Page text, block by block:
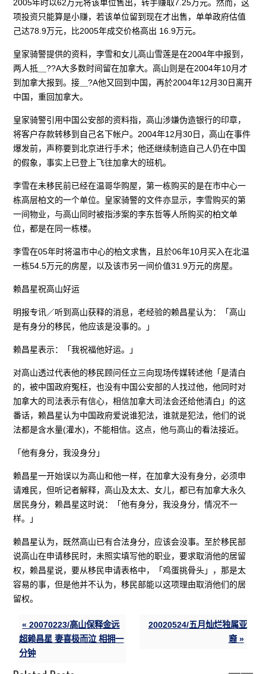
2005年时以62万元将该单位售出，转手赚取7.25万元。然而，这
项投资只能算是小赚，若该单位留到现在才出售，单单政府估值
己达78.9万元，比2005年成交价格高出 16.9万元。
皇家骑警提供的资料，李雪和女儿高山雪莲是在2004年中报到，
两人抵＿??A大多数时间留在加拿大。高山则是在2004年10月才
到加拿大报到。接＿?A他又回到中国，再於2004年12月30日离开
中国，重回加拿大。
皇家骑警引用中国公安部的资料指，高山涉嫌伪造银行的印章，
将客户存款转移到自己名下帐户。2004年12月30日，高山在事件
爆发前，声称要到北京进行手术；他还继续制造自己人仍在中国
的假象，事实上已登上飞往加拿大的班机。
李雪在未移民前已经在温哥华购屋，第一栋购买的是在市中心一
栋高层柏文的一个单位。皇家骑警的文件亦显示，李雪购买的第
一间物业，与高山同时被指涉案的李东哲等人所购买的柏文单
位，都是在同一栋楼。
李雪在05年时将温市中心的柏文求售，且於06年10月买入在北温
一栋54.5万元的房屋，以及该市另一间价值31.9万元的房屋。
赖昌星祝高山好运
明报专讯／听到高山获释的消息，老经验的赖昌星认为：「高山
是有身分的移民，他应该是没事的。」
赖昌星表示：「我祝福他好运。」
对高山透过代表他的移民顾问任立三向现场传媒转述他「是清白
的，被中国政府冤枉，也没有中国公安部的人找过他，他同时对
加拿大的司法表示有信心，相信加拿大司法会还给他清白」的这
番话，赖昌星认为中国政府爱说谁犯法，谁就是犯法，他们的说
法都是含水量(灌水)，不能相信。这点，他与高山的看法接近。
「他有身分，我没身分」
赖昌星一开始误以为高山和他一样，在加拿大没有身分，必须申
请难民，但听记者解释，高山及太太、女儿，都已有加拿大永久
居民身分，赖昌星这时说：「他有身分，我没身分，情况不一
样。」
赖昌星认为，既然高山已有合法身分，应该会没事。至於移民部
说高山在申请移民时，未照实填写他的职业，要求取消他的居留
权，赖昌星说，要从移民申请表格中，「鸡蛋挑骨头」，那是太
容易的事，但是他并不认为，移民部能以这项理由取消他们的居
留权。
« 20070223/高山保释金远
超赖昌星 妻喜极而泣 相拥一
分钟
20020524/五月灿烂独属亚
裔 »